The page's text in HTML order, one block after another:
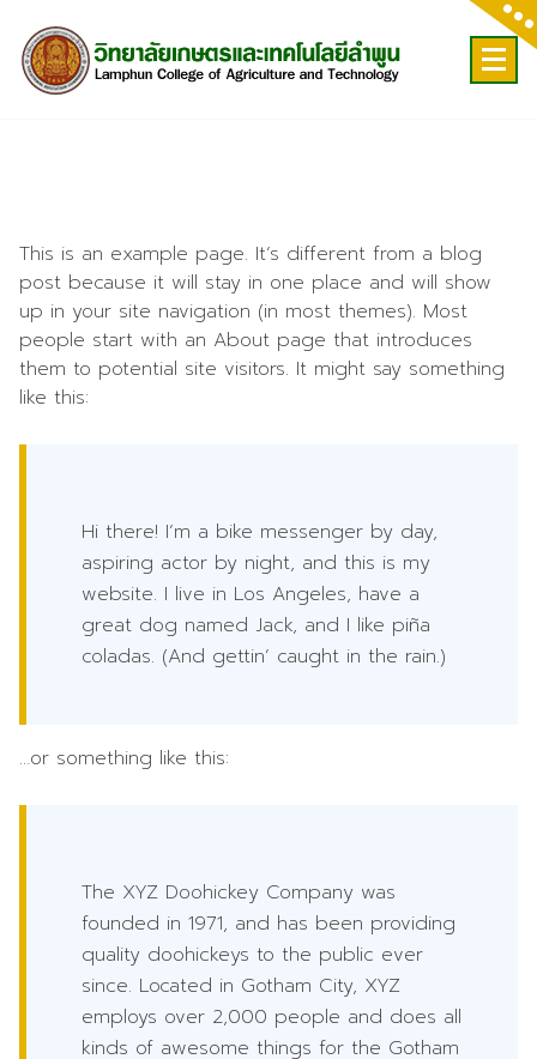
content
This is an example page. It’s different from a blog
post because it will stay in one place and will show
up in your site navigation (in most themes). Most
people start with an About page that introduces
them to potential site visitors. It might say something
like this:
Hi there! I’m a bike messenger by day,
aspiring actor by night, and this is my
website. I live in Los Angeles, have a
great dog named Jack, and I like piña
coladas. (And gettin’ caught in the rain.)
…or something like this:
The XYZ Doohickey Company was
founded in 1971, and has been providing
quality doohickeys to the public ever
since. Located in Gotham City, XYZ
employs over 2,000 people and does all
kinds of awesome things for the Gotham